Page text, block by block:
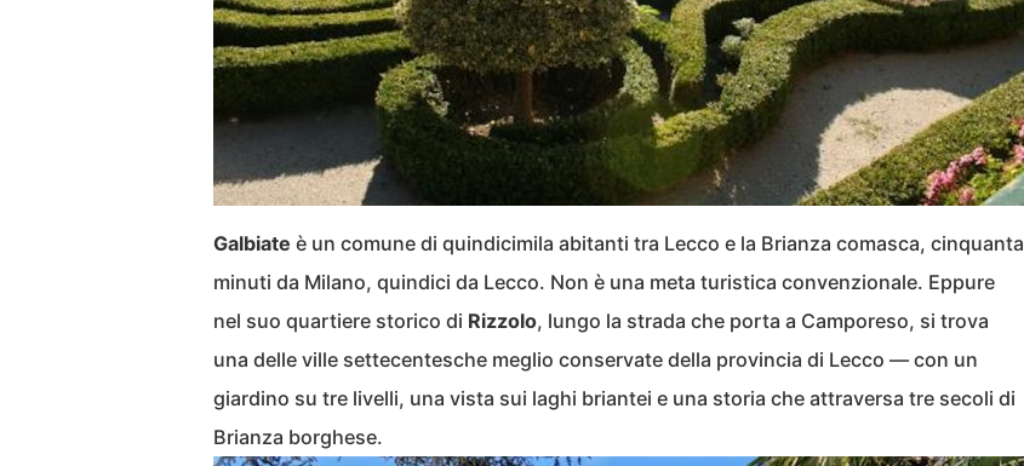
Galbiate è un comune di quindicimila abitanti tra Lecco e la Brianza comasca, cinquanta
minuti da Milano, quindici da Lecco. Non è una meta turistica convenzionale. Eppure
nel suo quartiere storico di Rizzolo, lungo la strada che porta a Camporeso, si trova
una delle ville settecentesche meglio conservate della provincia di Lecco — con un
giardino su tre livelli, una vista sui laghi briantei e una storia che attraversa tre secoli di
Brianza borghese.